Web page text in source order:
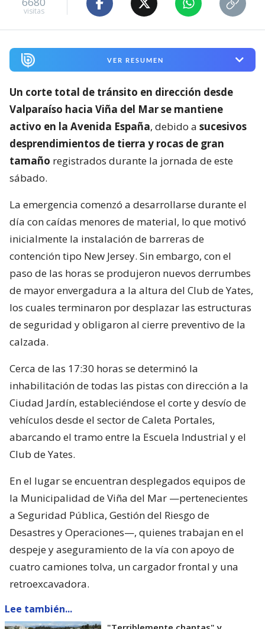
visitas
VER RESUMEN
Un corte total de tránsito en dirección desde
Valparaíso hacia Viña del Mar se mantiene
activo en la Avenida España, debido a sucesivos
desprendimientos de tierra y rocas de gran
tamaño registrados durante la jornada de este
sábado.
La emergencia comenzó a desarrollarse durante el
día con caídas menores de material, lo que motivó
inicialmente la instalación de barreras de
contención tipo New Jersey. Sin embargo, con el
paso de las horas se produjeron nuevos derrumbes
de mayor envergadura a la altura del Club de Yates,
los cuales terminaron por desplazar las estructuras
de seguridad y obligaron al cierre preventivo de la
calzada.
Cerca de las 17:30 horas se determinó la
inhabilitación de todas las pistas con dirección a la
Ciudad Jardín, estableciéndose el corte y desvío de
vehículos desde el sector de Caleta Portales,
abarcando el tramo entre la Escuela Industrial y el
Club de Yates.
En el lugar se encuentran desplegados equipos de
la Municipalidad de Viña del Mar —pertenecientes
a Seguridad Pública, Gestión del Riesgo de
Desastres y Operaciones—, quienes trabajan en el
despeje y aseguramiento de la vía con apoyo de
cuatro camiones tolva, un cargador frontal y una
retroexcavadora.
Lee también...